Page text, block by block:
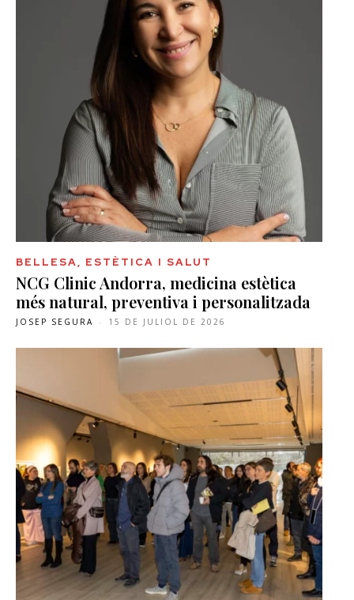
BELLESA, ESTÈTICA I SALUT
NCG Clinic Andorra, medicina estètica
més natural, preventiva i personalitzada
JOSEP SEGURA - 15 DE JULIOL DE 2026